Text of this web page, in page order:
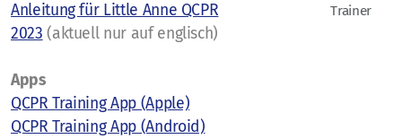
Trainer
Anleitung für Little Anne QCPR
2023 (aktuell nur auf englisch)
Apps
QCPR Training App (Apple)
QCPR Training App (Android)